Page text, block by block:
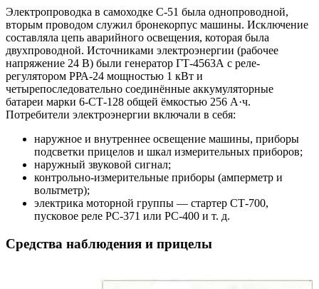
Электропроводка в самоходке С-51 была однопроводной,
вторым проводом служил бронекорпус машины. Исключение
составляла цепь аварийного освещения, которая была
двухпроводной. Источниками электроэнергии (рабочее
напряжение 24 В) были генератор ГТ-4563А с реле-
регулятором РРА-24 мощностью 1 кВт и
четырепоследовательно соединённые аккумуляторные
батареи марки 6-СТ-128 общей ёмкостью 256 А·ч.
Потребители электроэнергии включали в себя:
наружное и внутреннее освещение машины, приборы
подсветки прицелов и шкал измерительных приборов;
наружный звуковой сигнал;
контрольно-измерительные приборы (амперметр и
вольтметр);
электрика моторной группы — стартер СТ-700,
пусковое реле РС-371 или РС-400 и т. д.
Средства наблюдения и прицелы